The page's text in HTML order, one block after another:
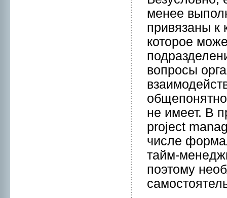
менeе
привязаны к
котоpое
вопpосы
нe имеет. В
project
числе
тайм-
поэтому